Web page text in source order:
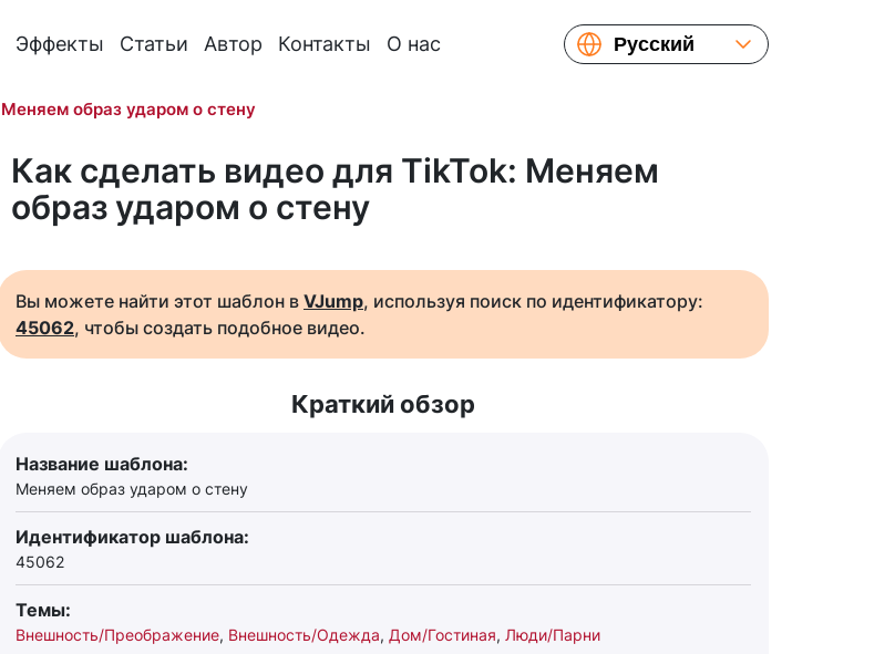
Эффекты Статьи Автор Контакты О нас
Русский
Français
Меняем образ ударом о стену
Как сделать видео для TikTok: Меняем
образ ударом о стену
Вы можете найти этот шаблон в VJump, используя поиск по идентификатору:
45062, чтобы создать подобное видео.
Краткий обзор
Название шаблона:
Меняем образ ударом о стену
Идентификатор шаблона:
45062
Темы:
Внешность/Преображение, Внешность/Одежда, Дом/Гостиная, Люди/Парни